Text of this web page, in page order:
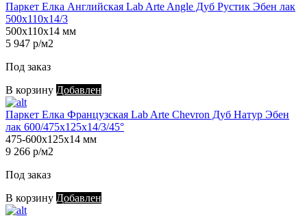
Паркет Елка Английская Lab Arte Angle Дуб Рустик Эбен лак
500х110х14/3
500х110х14 мм
5 947 р/м2
Под заказ
В корзину Добавлен
Паркет Елка Французская Lab Arte Chevron Дуб Натур Эбен
лак 600/475х125х14/3/45°
475-600х125х14 мм
9 266 р/м2
Под заказ
В корзину Добавлен